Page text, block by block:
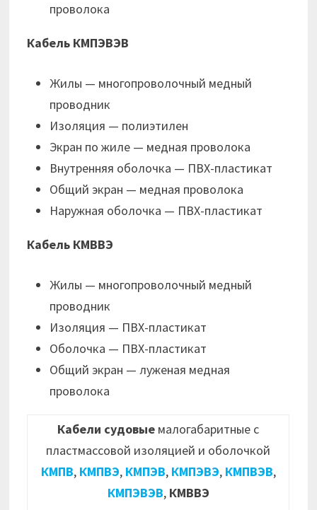
проволока
Кабель КМПЭВЭВ
Жилы — многопроволочный медный
проводник
Изоляция — полиэтилен
Экран по жиле — медная проволока
Внутренняя оболочка — ПВХ-пластикат
Общий экран — медная проволока
Наружная оболочка — ПВХ-пластикат
Кабель КМВВЭ
Жилы — многопроволочный медный
проводник
Изоляция — ПВХ-пластикат
Оболочка — ПВХ-пластикат
Общий экран — луженая медная
проволока
Кабели судовые малогабаритные с
пластмассовой изоляцией и оболочкой
КМПВ, КМПВЭ, КМПЭВ, КМПЭВЭ, КМПВЭВ,
КМПЭВЭВ, КМВВЭ